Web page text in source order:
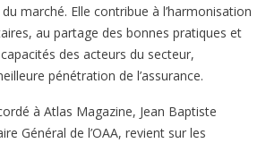
marché. Elle contribue à l’harmonisation
au partage des bonnes pratiques et
des acteurs du secteur,
pénétration de l’assurance.
à Atlas Magazine, Jean Baptiste
Général de l’OAA, revient sur les